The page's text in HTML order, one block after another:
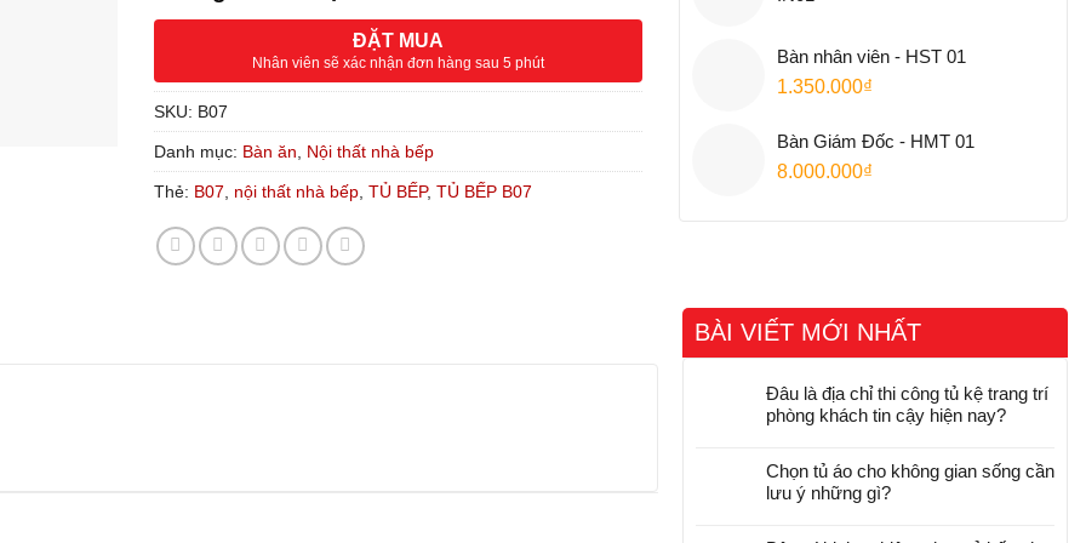
ĐẶT MUA
Nhân viên sẽ xác nhận đơn hàng sau 5 phút
SKU: B07
Danh mục: Bàn ăn, Nội thất nhà bếp
Thẻ: B07, nội thất nhà bếp, TỦ BẾP, TỦ BẾP B07
Bàn nhân viên - HST 01
1.350.000₫
Bàn Giám Đốc - HMT 01
8.000.000₫
BÀI VIẾT MỚI NHẤT
Đâu là địa chỉ thi công tủ kệ trang trí
phòng khách tin cậy hiện nay?
Chọn tủ áo cho không gian sống cần
lưu ý những gì?